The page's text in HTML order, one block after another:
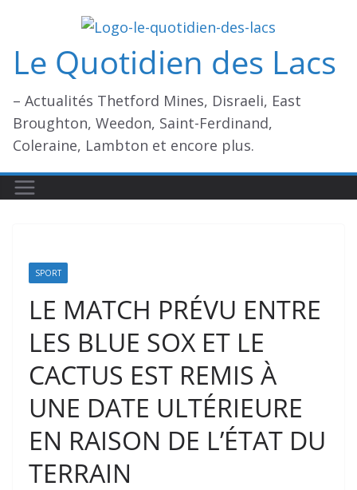
contenu
Le Quotidien des Lacs
– Actualités Thetford Mines, Disraeli, East
Broughton, Weedon, Saint-Ferdinand,
Coleraine, Lambton et encore plus.
SPORT
LE MATCH PRÉVU ENTRE
LES BLUE SOX ET LE
CACTUS EST REMIS À
UNE DATE ULTÉRIEURE
EN RAISON DE L’ÉTAT DU
TERRAIN